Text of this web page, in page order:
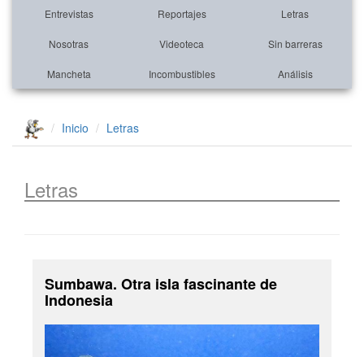
Entrevistas Reportajes Letras
Nosotras Videoteca Sin barreras
Mancheta Incombustibles Análisis
Inicio Letras
Letras
Sumbawa. Otra isla fascinante de
Indonesia